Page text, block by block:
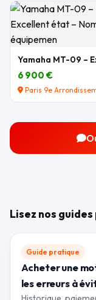
6 900 €
Paris 9e
Lisez nos
Guide pratique
Acheter une
les erreurs à